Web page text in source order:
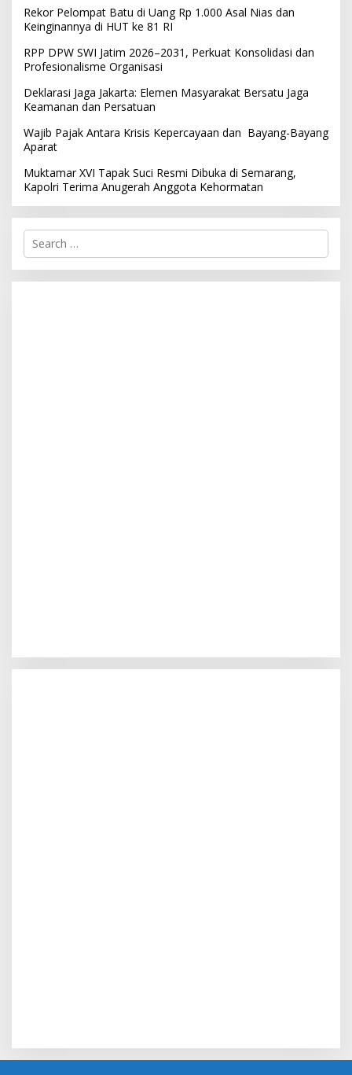
Rekor Pelompat Batu di Uang Rp 1.000 Asal Nias dan
Keinginannya di HUT ke 81 RI
RPP DPW SWI Jatim 2026–2031, Perkuat Konsolidasi dan
Profesionalisme Organisasi
Deklarasi Jaga Jakarta: Elemen Masyarakat Bersatu Jaga
Keamanan dan Persatuan
Wajib Pajak Antara Krisis Kepercayaan dan Bayang-Bayang
Aparat
Muktamar XVI Tapak Suci Resmi Dibuka di Semarang,
Kapolri Terima Anugerah Anggota Kehormatan
S
r